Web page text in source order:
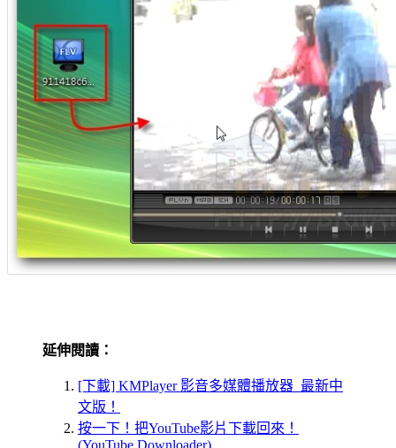
延伸閱讀：
[下載] KMPlayer 影音多媒體播放器 最新中
文版！
按一下！把YouTube影片下載回來！